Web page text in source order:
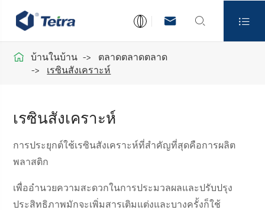
  
 บ้านในบ้าน
ตลาดตลาดตลาด
เรซินสังเคราะห์
เรซินสังเคราะห์
การประยุกต์ใช้เรซินสังเคราะห์ที่สำคัญที่สุดคือการผลิต
พลาสติก
เพื่ออำนวยความสะดวกในการประมวลผลและปรับปรุง
ประสิทธิภาพมักจะเพิ่มสารเติมแต่งและบางครั้งก็ใช้